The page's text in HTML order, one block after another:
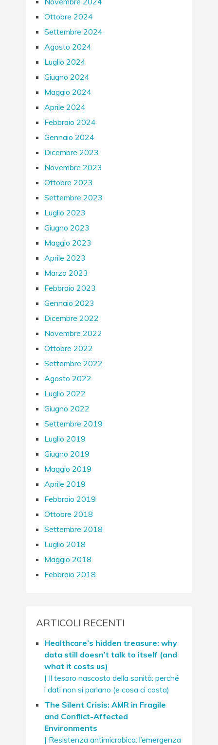
Ottobre 2024
Settembre 2024
Agosto 2024
Luglio 2024
Giugno 2024
Maggio 2024
Aprile 2024
Febbraio 2024
Gennaio 2024
Dicembre 2023
Novembre 2023
Ottobre 2023
Settembre 2023
Luglio 2023
Giugno 2023
Maggio 2023
Aprile 2023
Marzo 2023
Febbraio 2023
Gennaio 2023
Dicembre 2022
Novembre 2022
Ottobre 2022
Settembre 2022
Agosto 2022
Luglio 2022
Giugno 2022
Settembre 2019
Luglio 2019
Giugno 2019
Maggio 2019
Aprile 2019
Febbraio 2019
Ottobre 2018
Settembre 2018
Luglio 2018
Maggio 2018
Febbraio 2018
ARTICOLI RECENTI
Healthcare’s hidden treasure: why
data still doesn’t talk to itself (and
what it costs us)
| Il tesoro nascosto della sanità: perché
i dati non si parlano (e cosa ci costa)
The Silent Crisis: AMR in Fragile
and Conflict-Affected
Environments
| Resistenza antimicrobica: l’emergenza